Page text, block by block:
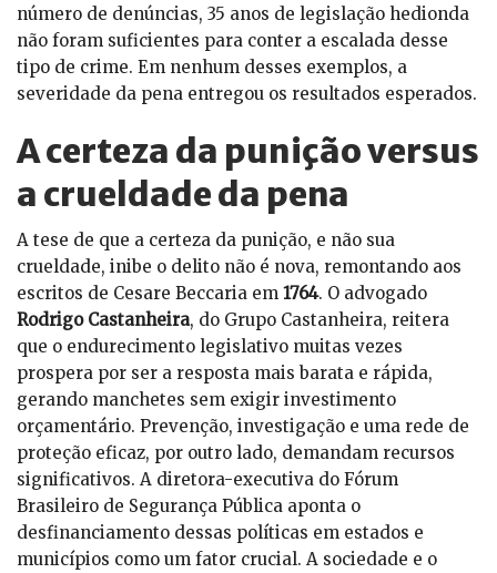
número de denúncias, 35 anos de legislação hedionda
não foram suficientes para conter a escalada desse
tipo de crime. Em nenhum desses exemplos, a
severidade da pena entregou os resultados esperados.
A certeza da punição versus
a crueldade da pena
A tese de que a certeza da punição, e não sua
crueldade, inibe o delito não é nova, remontando aos
escritos de Cesare Beccaria em 1764. O advogado
Rodrigo Castanheira, do Grupo Castanheira, reitera
que o endurecimento legislativo muitas vezes
prospera por ser a resposta mais barata e rápida,
gerando manchetes sem exigir investimento
orçamentário. Prevenção, investigação e uma rede de
proteção eficaz, por outro lado, demandam recursos
significativos. A diretora-executiva do Fórum
Brasileiro de Segurança Pública aponta o
desfinanciamento dessas políticas em estados e
municípios como um fator crucial. A sociedade e o